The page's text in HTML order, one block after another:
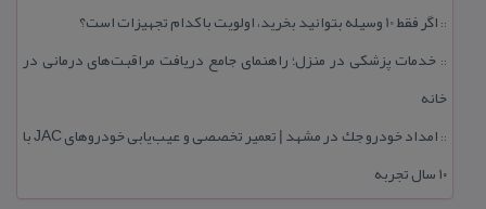
:: اگر فقط 10 وسیله بتوانید بخرید، اولویت با كدام تجهیزات است؟
:: خدمات پزشكی در منزل؛ راهنمای جامع دریافت مراقبت‌های درمانی در
خانه
::
امداد خودرو جك در مشهد | تعمیر تخصصی و عیب‌یابی خودروهای JAC با
۱۰ سال تجربه